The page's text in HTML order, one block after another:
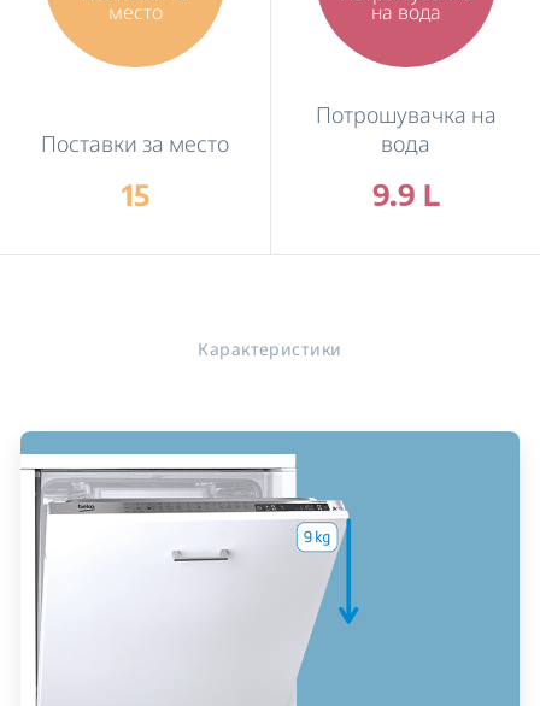
место
Поставки за место
15
на вода
Потрошувачка на
вода
9.9 L
Карактеристики